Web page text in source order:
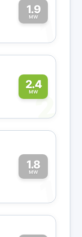
1.9
MW1
2.4
MW2
1.8
MW
1